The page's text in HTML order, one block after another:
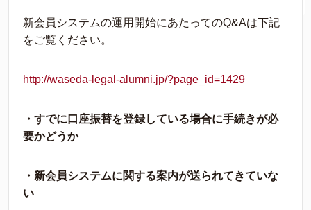
新会員システムの運用開始にあたってのQ&Aは下記
をご覧ください。
http://waseda-legal-alumni.jp/?page_id=1429
・すでに口座振替を登録している場合に手続きが必
要かどうか
・新会員システムに関する案内が送られてきていな
い